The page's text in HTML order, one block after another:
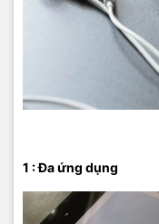
1 : Đa ứng dụng